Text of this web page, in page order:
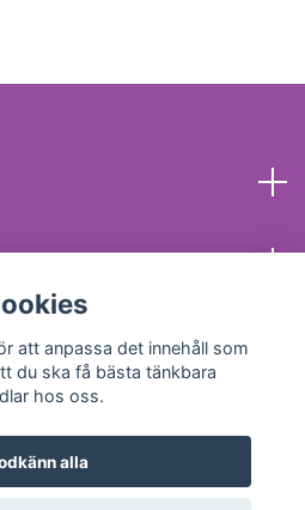
att anpassa det innehåll som
du ska få bästa tänkbara
hos oss.
alla